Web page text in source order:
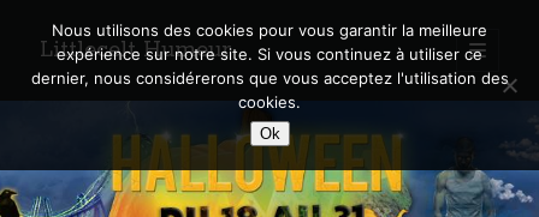
Littlecelt Humeur
open
primary
menu
Sidebar
Nous utilisons des cookies pour vous garantir la meilleure
expérience sur notre site. Si vous continuez à utiliser ce
dernier, nous considérerons que vous acceptez l'utilisation des
cookies.
Ok